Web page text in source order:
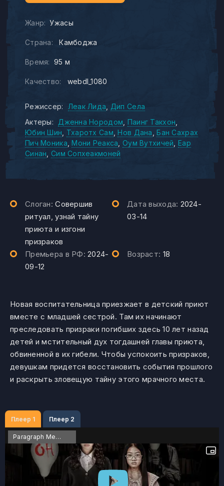
Жанр: Ужасы
Страна: Камбоджа
Время: 95 м
Качество: webdl_1080
Режиссер: Леак Лида
Дип Села
Актеры:
Дженна Нородом Паинг Такхон
Юбин Шин
Тхаротх Сам Нов Дана
Бан Сахрах
Пич Моника Мони Реакса Оум Вутхичей Еар
Синан Сим Сопхеакмоней
Слоган: Совершив
ритуал, узнай тайну
приюта и изгони
призраков
Дата выхода: 2024-
03-14
Премьера в РФ:2024-
09-12
Возраст: 18
Новая воспитательница приезжает в детский приют
вместе с младшей сестрой. Там их начинают
преследовать призраки погибших здесь 10 лет назад
детей и мстительный дух тогдашней главы приюта,
обвиненной в их гибели. Чтобы успокоить призраков,
девушкам придется восстановить события прошлого
и раскрыть зловещую тайну этого мрачного места.
Плеер 1 Плеер 2
Paragraph Media